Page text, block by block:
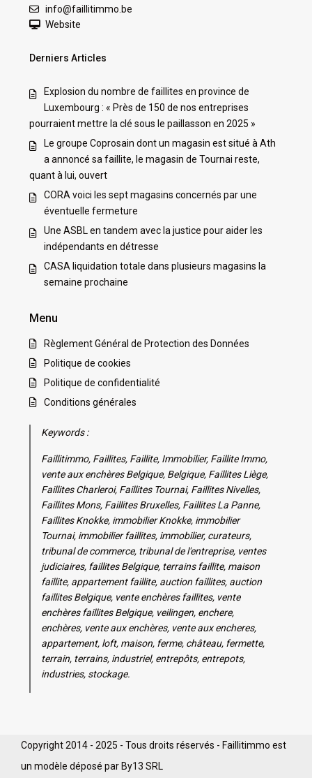
info@faillitimmo.be
Website
Derniers Articles
Explosion du nombre de faillites en province de
Luxembourg : « Près de 150 de nos entreprises
pourraient mettre la clé sous le paillasson en 2025 »
Le groupe Coprosain dont un magasin est situé à Ath
a annoncé sa faillite, le magasin de Tournai reste,
quant à lui, ouvert
CORA voici les sept magasins concernés par une
éventuelle fermeture
Une ASBL en tandem avec la justice pour aider les
indépendants en détresse
CASA liquidation totale dans plusieurs magasins la
semaine prochaine
Menu
Règlement Général de Protection des Données
Politique de cookies
Politique de confidentialité
Conditions générales
Keywords :
Faillitimmo, Faillites, Faillite, Immobilier, Faillite Immo,
vente aux enchères Belgique, Belgique, Faillites Liège,
Faillites Charleroi, Faillites Tournai, Faillites Nivelles,
Faillites Mons, Faillites Bruxelles, Faillites La Panne,
Faillites Knokke, immobilier Knokke, immobilier
Tournai, immobilier faillites, immobilier, curateurs,
tribunal de commerce, tribunal de l'entreprise, ventes
judiciaires, faillites Belgique, terrains faillite, maison
faillite, appartement faillite, auction faillites, auction
faillites Belgique, vente enchères faillites, vente
enchères faillites Belgique, veilingen, enchere,
enchères, vente aux enchères, vente aux encheres,
appartement, loft, maison, ferme, château, fermette,
terrain, terrains, industriel, entrepôts, entrepots,
industries, stockage.
Copyright 2014 - 2025 - Tous droits réservés - Faillitimmo est
un modèle déposé par By13 SRL